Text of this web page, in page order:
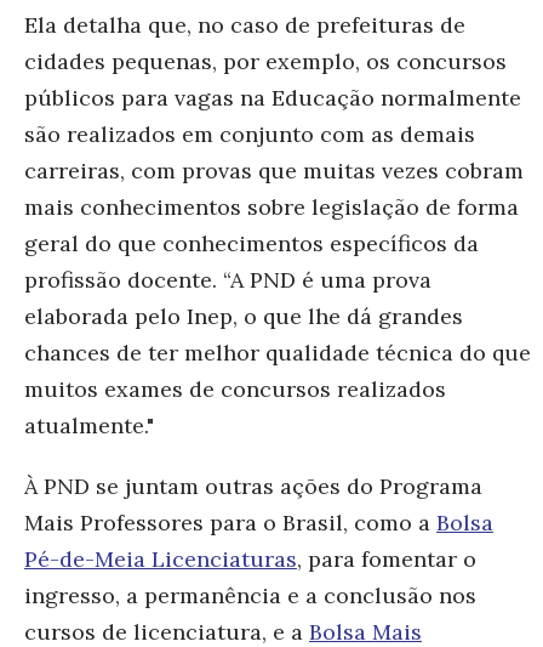
Ela detalha que, no caso de prefeituras de
cidades pequenas, por exemplo, os concursos
públicos para vagas na Educação normalmente
são realizados em conjunto com as demais
carreiras, com provas que muitas vezes cobram
mais conhecimentos sobre legislação de forma
geral do que conhecimentos específicos da
profissão docente. “A PND é uma prova
elaborada pelo Inep, o que lhe dá grandes
chances de ter melhor qualidade técnica do que
muitos exames de concursos realizados
atualmente."
À PND se juntam outras ações do Programa
Mais Professores para o Brasil, como a Bolsa
Pé-de-Meia Licenciaturas, para fomentar o
ingresso, a permanência e a conclusão nos
cursos de licenciatura, e a Bolsa Mais